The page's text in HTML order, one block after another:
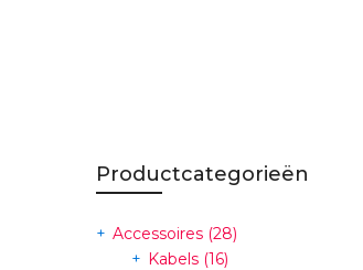
Productcategorieën
Accessoires (28)
Kabels (16)